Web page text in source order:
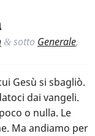
& sotto Generale,
Gesù si sbagliò.
dai vangeli.
o nulla. Le
Ma andiamo per